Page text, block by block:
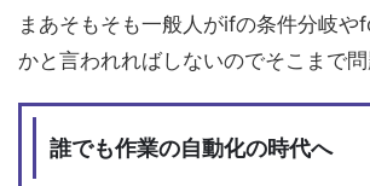
まあそもそも一般人がifの条件分岐や
かと言われればしないのでそこまで問
誰でも作業の自動化の時代へ